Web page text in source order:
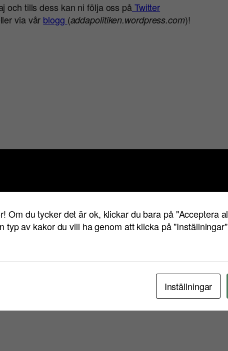
och tills dess kan ni följa oss påTwitter
via vår blogg (addapolitiken.wordpress.com)!
till politiker och väljare: Lyssna på
Öhmans blogg. En länk till inlägget hittar du här!
Om du tycker det är ok, klickar du bara på "Acceptera
typ av kakor du vill ha genom att klicka på
Inställningar